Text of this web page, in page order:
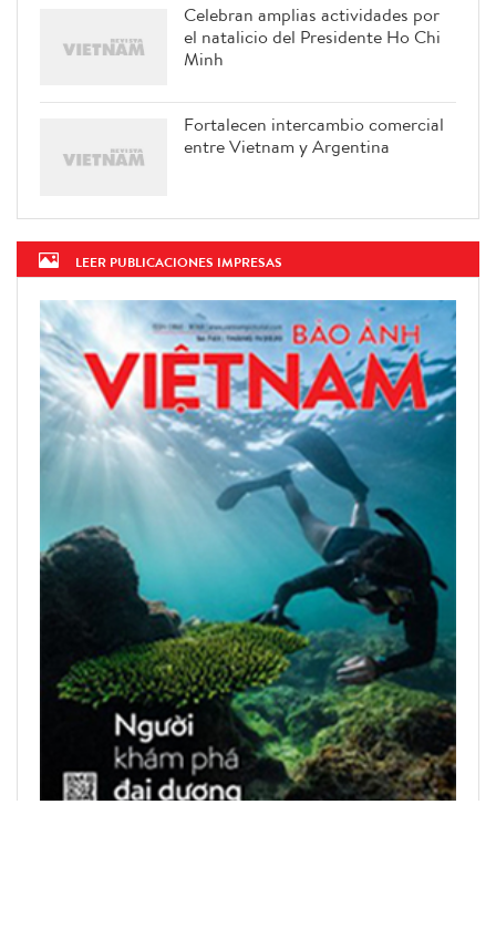
Celebran amplias actividades por
el natalicio del Presidente Ho Chi
Minh
Fortalecen intercambio comercial
entre Vietnam y Argentina
LEER PUBLICACIONES IMPRESAS